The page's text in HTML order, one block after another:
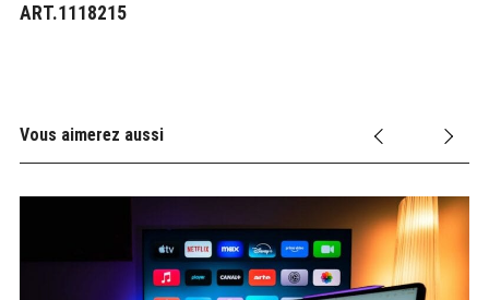
ART.1118215
Vous aimerez aussi